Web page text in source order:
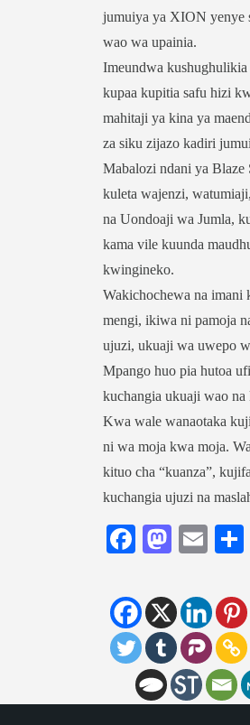
jumuiya ya XION yenye
wao wa upainia.
Imeundwa
kupaa kupitia safu hizi
mahitaji ya kina ya
za siku zijazo kadiri
Mabalozi ndani ya
kuleta wajenzi,
na Uondoaji wa Jumla,
kama vile kuunda
kwingineko.
Wakichochewa na imani
mengi, ikiwa ni pamoja
ujuzi, ukuaji wa uwepo
Mpango huo pia hutoa
kuchangia ukuaji wao
Kwa wale wanaotaka
ni wa moja kwa moja.
kituo cha “kuanza”,
kuchangia ujuzi na